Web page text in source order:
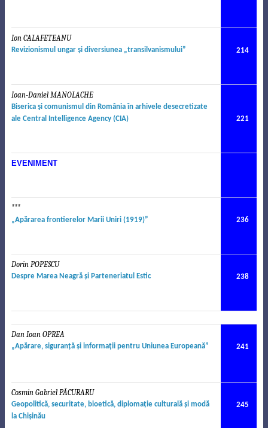
Ion CALAFETEANU
Revizionismul ungar şi diversiunea „transilvanismului” 214
Ioan-Daniel MANOLACHE
Biserica şi comunismul din România în arhivele desecretizate
ale Central Intelligence Agency (CIA)
221
EVENIMENT
***
„Apărarea frontierelor Marii Uniri (1919)” 236
Dorin POPESCU
Despre Marea Neagră şi Parteneriatul Estic 238
Dan Ioan OPREA
„Apărare, siguranţă şi informaţii pentru Uniunea Europeană” 241
Cosmin Gabriel PĂCURARU
Geopolitică, securitate, bioetică, diplomaţie cultural ă şi modă
la Chişinău
245